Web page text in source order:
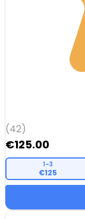
(42)
€125.00
1–3
€125